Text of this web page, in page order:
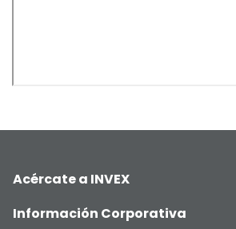
Acércate a INVEX
Información Corporativa